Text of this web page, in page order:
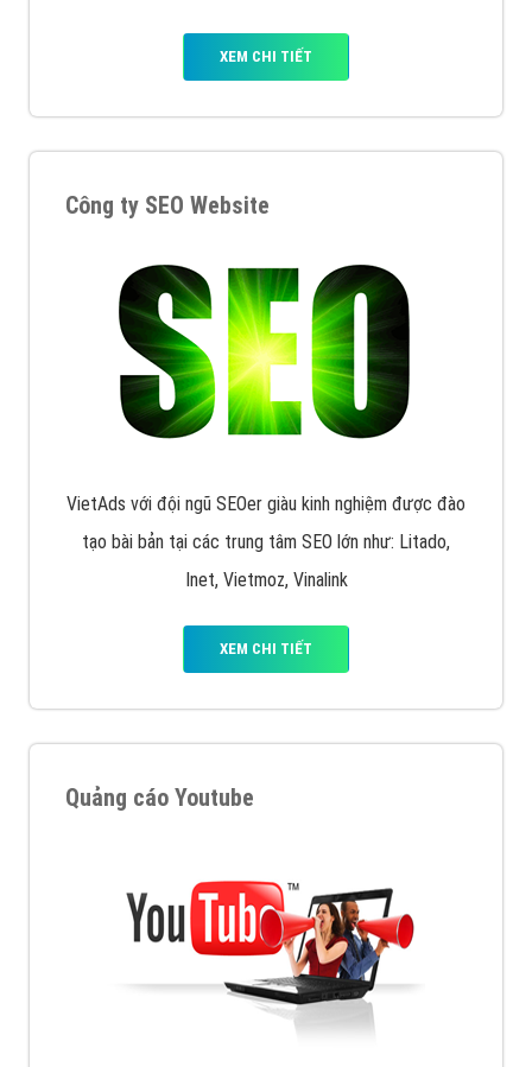
XEM CHI TIẾT
Công ty SEO Website
VietAds với đội ngũ SEOer giàu kinh nghiệm được đào
tạo bài bản tại các trung tâm SEO lớn như: Litado,
Inet, Vietmoz, Vinalink
XEM CHI TIẾT
Quảng cáo Youtube